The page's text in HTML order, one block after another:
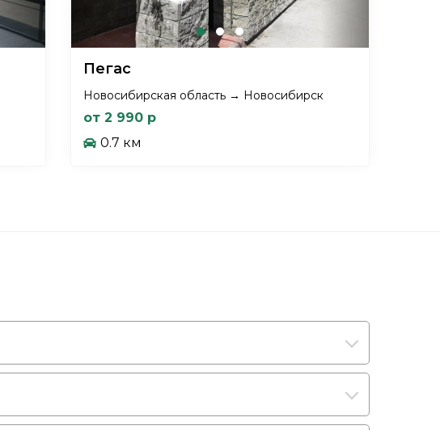
Пегас
Новосибирская область → Новосибирск
от 2 990 р
0.7 км